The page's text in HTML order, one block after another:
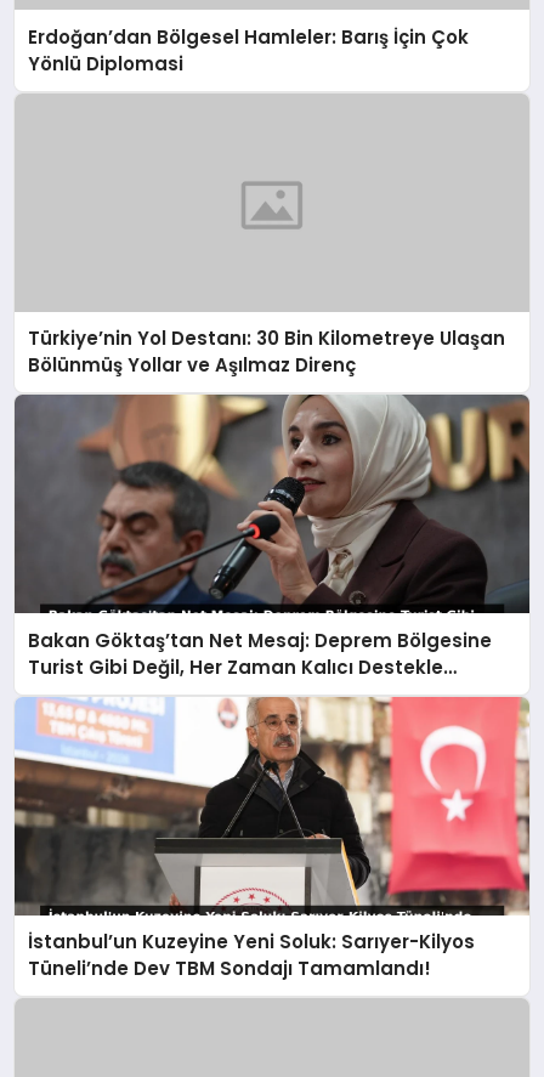
Erdoğan’dan Bölgesel Hamleler: Barış İçin Çok
Yönlü Diplomasi
Türkiye’nin Yol Destanı: 30 Bin Kilometreye Ulaşan
Bölünmüş Yollar ve Aşılmaz Direnç
Bakan Göktaş’tan Net Mesaj: Deprem Bölgesine
Turist Gibi Değil, Her Zaman Kalıcı Destekle
Gidiyoruz!
İstanbul’un Kuzeyine Yeni Soluk: Sarıyer-Kilyos
Tüneli’nde Dev TBM Sondajı Tamamlandı!